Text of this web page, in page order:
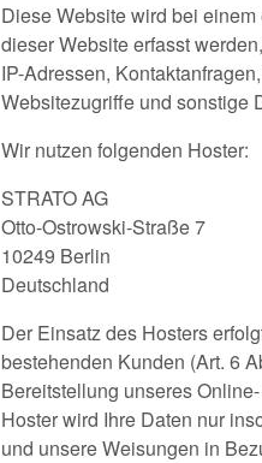
Diese Website wird bei
dieser Website erfasst
IP-Adressen,
Websitezugriffe und sonstige
Wir nutzen folgenden Hoster:
STRATO AG
Otto-Ostrowski-Straße 7
10249 Berlin
Deutschland
Der Einsatz des Hosters
bestehenden Kunden (Art. 6
Bereitstellung unseres
Hoster wird Ihre Daten nur
und unsere Weisungen in